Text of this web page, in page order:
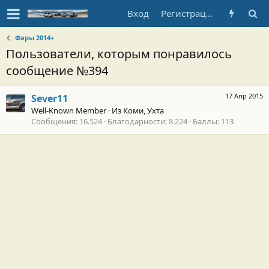
Вход Регистрация
Фары 2014+
Пользователи, которым понравилось
сообщение №394
17 Апр 2015
Sever11
Well-Known Member · Из Коми, Ухта
Сообщения 16.524 Благодарности 8.224 Баллы 113